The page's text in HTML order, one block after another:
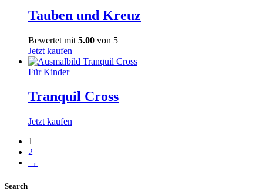
Tauben und Kreuz
Bewertet mit 5.00 von 5
Jetzt kaufen
Für Kinder
Tranquil Cross
Jetzt kaufen
1
2
→
Search